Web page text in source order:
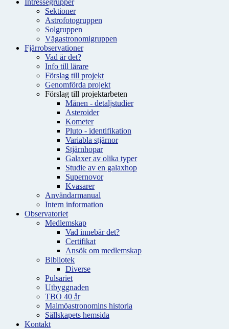
Intressegrupper
Sektioner
Astrofotogruppen
Solgruppen
Vägastronomigruppen
Fjärrobservationer
Vad är det?
Info till lärare
Förslag till projekt
Genomförda projekt
Förslag till projektarbeten
Månen - detaljstudier
Asteroider
Kometer
Pluto - identifikation
Variabla stjärnor
Stjärnhopar
Galaxer av olika typer
Studie av en galaxhop
Supernovor
Kvasarer
Användarmanual
Intern information
Observatoriet
Medlemskap
Vad innebär det?
Certifikat
Ansök om medlemskap
Bibliotek
Diverse
Pulsariet
Utbyggnaden
TBO 40 år
Malmöastronomins historia
Sällskapets hemsida
Kontakt